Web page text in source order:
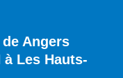
Angers
Les Hauts-